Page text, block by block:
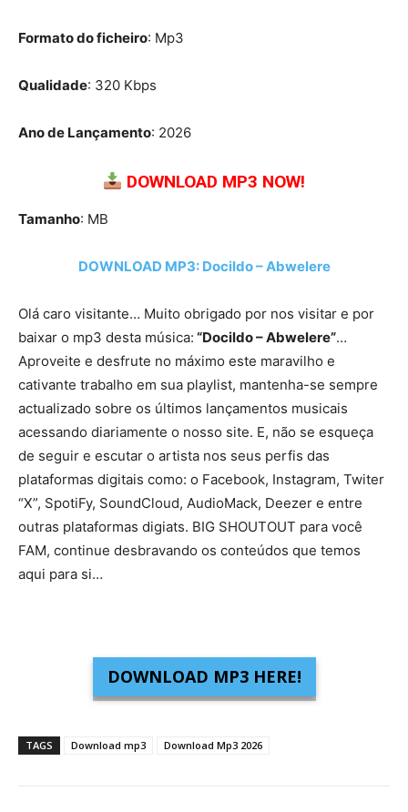
Formato do ficheiro: Mp3
Qualidade: 320 Kbps
Ano de Lançamento: 2026
DOWNLOAD MP3 NOW!
Tamanho: MB
DOWNLOAD MP3: Docildo – Abwelere
Olá caro visitante… Muito obrigado por nos visitar e por
baixar o mp3 desta música: “Docildo – Abwelere”…
Aproveite e desfrute no máximo este maravilho e
cativante trabalho em sua playlist, mantenha-se sempre
actualizado sobre os últimos lançamentos musicais
acessando diariamente o nosso site. E, não se esqueça
de seguir e escutar o artista nos seus perfis das
plataformas digitais como: o Facebook, Instagram, Twiter
“X”, SpotiFy, SoundCloud, AudioMack, Deezer e entre
outras plataformas digiats. BIG SHOUTOUT para você
FAM, continue desbravando os conteúdos que temos
aqui para si…
DOWNLOAD MP3 HERE!
TAGS Download mp3 Download Mp3 2026